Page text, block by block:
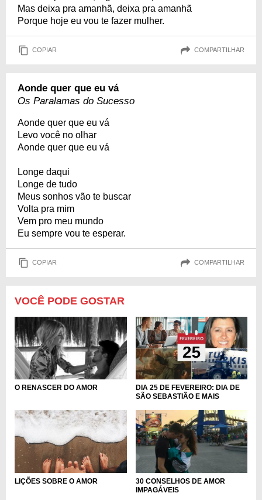
Mas deixa pra amanhã, deixa pra amanhã
Porque hoje eu vou te fazer mulher.
COPIAR COMPARTILHAR
Aonde quer que eu vá
Os Paralamas do Sucesso
Aonde quer que eu vá
Levo você no olhar
Aonde quer que eu vá
Longe daqui
Longe de tudo
Meus sonhos vão te buscar
Volta pra mim
Vem pro meu mundo
Eu sempre vou te esperar.
COPIAR COMPARTILHAR
VOCÊ PODE GOSTAR
O RENASCER DO AMOR
DIA 25 DE FEVEREIRO: DIA DE
SÃO SEBASTIÃO E MAIS
LIÇÕES SOBRE O AMOR
30 CONSELHOS DE AMOR
IMPAGÁVEIS